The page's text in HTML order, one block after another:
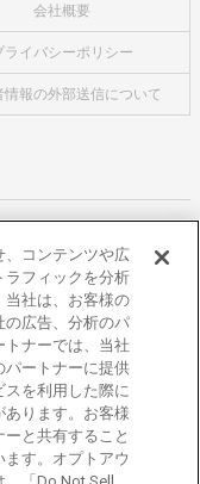
会社概要
ライバシーポリシー
情報の外部送信について
イク
号
、コンテンツや広
ラフィックを分析
当社は、お客様の
の広告、分析のパ
トナーでは、当社
パートナーに提供
スを利用した際に
あります。お客様
と共有すること
す。オプトアウ